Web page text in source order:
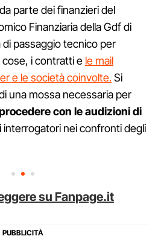
parte dei finanzieri del
Finanziaria della Gdf di
passaggio tecnico per
cose, i contratti e le mail
e le società coinvolte.Si
una mossa necessaria per
con le audizioni di
interrogatori nei confronti degli
su Fanpage.it